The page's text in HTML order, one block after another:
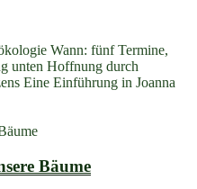
Wann: fünf Termine,
unten Hoffnung durch
Eine Einführung in Joanna
Bäume